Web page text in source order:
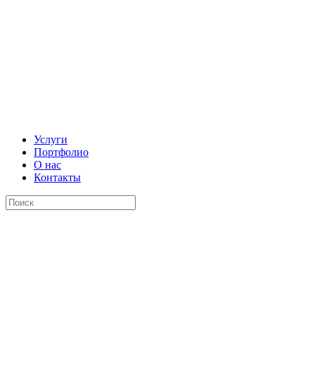
Услуги
Портфолио
О нас
Контакты